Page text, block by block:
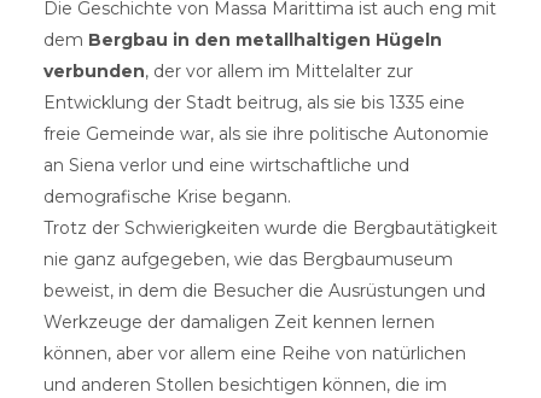
Die Geschichte von Massa Marittima ist auch eng mit
dem Bergbau in den metallhaltigen Hügeln
verbunden, der vor allem im Mittelalter zur
Entwicklung der Stadt beitrug, als sie bis 1335 eine
freie Gemeinde war, als sie ihre politische Autonomie
an Siena verlor und eine wirtschaftliche und
demografische Krise begann.
Trotz der Schwierigkeiten wurde die Bergbautätigkeit
nie ganz aufgegeben, wie das Bergbaumuseum
beweist, in dem die Besucher die Ausrüstungen und
Werkzeuge der damaligen Zeit kennen lernen
können, aber vor allem eine Reihe von natürlichen
und anderen Stollen besichtigen können, die im